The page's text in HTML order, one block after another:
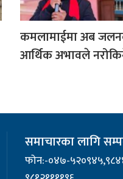
कमलामाईमा अब
आर्थिक अभावले
समाचारका लागि
फोन:-०४७-